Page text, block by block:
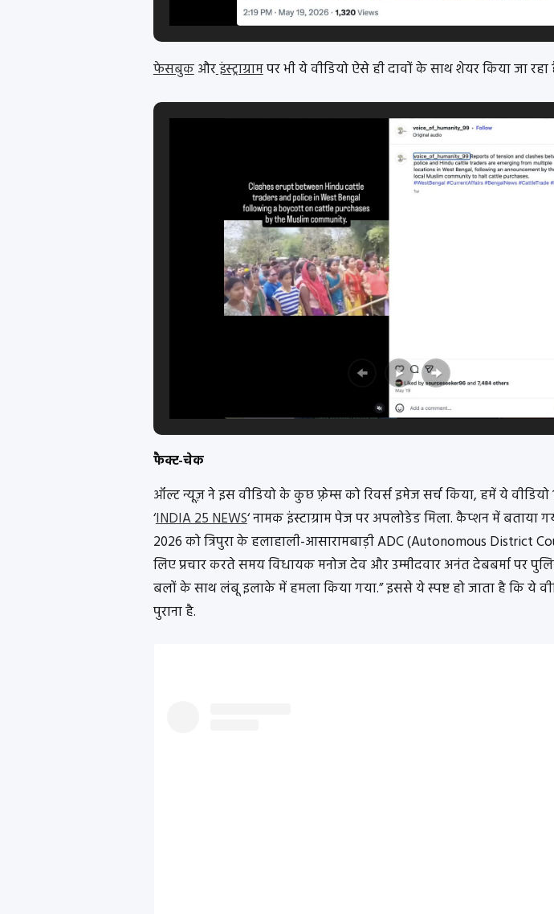
फेसबुकऔरइंस्ट्राग्रामपर भी ये वीडियो ऐसे ही दावों के साथ शेयर किया जा रहा
फैक्ट-चेक
ऑल्ट न्यूज़ ने इस वीडियो के कुछ फ़्रेम्स को रिवर्स इमेज सर्च किया, हमें ये वीडियो
‘INDIA 25 NEWS‘ नामक इंस्टाग्राम पेज पर अपलोडेड मिला. कैप्शन में बताया
2026 को त्रिपुरा के हलाहाली-आसारामबाड़ी ADC (Autonomous District
लिए प्रचार करते समय विधायक मनोज देव और उम्मीदवार अनंत देबबर्मा पर
बलों के साथ लंबू इलाके में हमला किया गया.” इससे ये स्पष्ट हो जाता है कि ये
पुराना है.